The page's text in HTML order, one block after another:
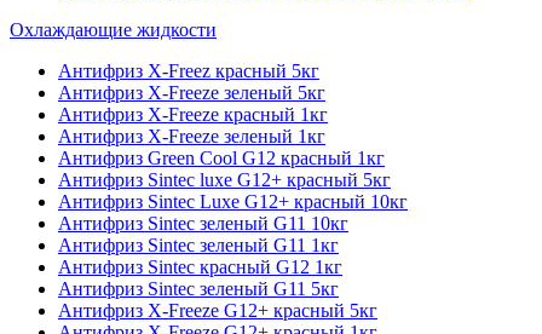
Охлаждающие жидкости
Антифриз X-Freez красный 5кг
Антифриз X-Freeze зеленый 5кг
Антифриз X-Freeze красный 1кг
Антифриз X-Freeze зеленый 1кг
Антифриз Green Cool G12 красный 1кг
Антифриз Sintec luxe G12+ красный 5кг
Антифриз Sintec Luxe G12+ красный 10кг
Антифриз Sintec зеленый G11 10кг
Антифриз Sintec зеленый G11 1кг
Антифриз Sintec красный G12 1кг
Антифриз Sintec зеленый G11 5кг
Антифриз X-Freeze G12+ красный 5кг